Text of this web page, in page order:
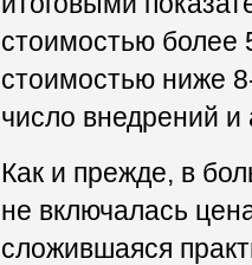
стоимостью
стоимостью ниже
число внедрений
Как и прежде, в
не включалась
сложившаяся